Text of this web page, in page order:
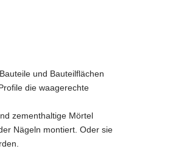
und Bauteilflächen
die waagerechte
zementhaltige Mörtel
Nägeln montiert. Oder sie